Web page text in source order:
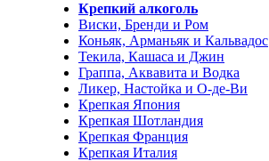
Крепкий алкоголь
Виски, Бренди и Ром
Коньяк, Арманьяк и Кальвадос
Текила, Кашаса и Джин
Граппа, Аквавита и Водка
Ликер, Настойка и О-де-Ви
Крепкая Япония
Крепкая Шотландия
Крепкая Франция
Крепкая Италия